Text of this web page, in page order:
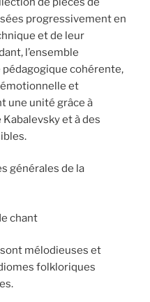
progressivement en
et de leur
l’ensemble
cohérente,
et
une unité grâce à
et à des
générales de la
chant
mélodieuses et
folkloriques